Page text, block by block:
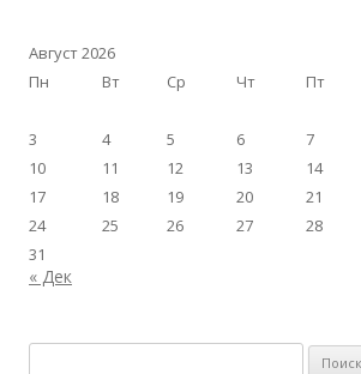
Август 2026
Пн
Вт Ср Чт Пт
3
4 5 6 7
10
11 12 13 14
17
18 19 20 21
24
25 26 27 28
31
« Дек